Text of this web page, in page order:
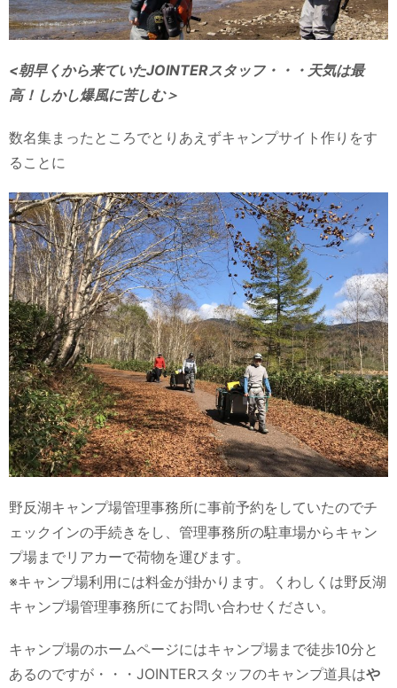
<朝早くから来ていたJOINTERスタッフ・・・天気は最
高！しかし爆風に苦しむ＞
数名集まったところでとりあえずキャンプサイト作りをす
ることに
野反湖キャンプ場管理事務所に事前予約をしていたのでチ
ェックインの手続きをし、管理事務所の駐車場からキャン
プ場までリアカーで荷物を運びます。
※キャンプ場利用には料金が掛かります。くわしくは野反湖
キャンプ場管理事務所にてお問い合わせください。
キャンプ場のホームページにはキャンプ場まで徒歩10分と
あるのですが・・・JOINTERスタッフのキャンプ道具はや